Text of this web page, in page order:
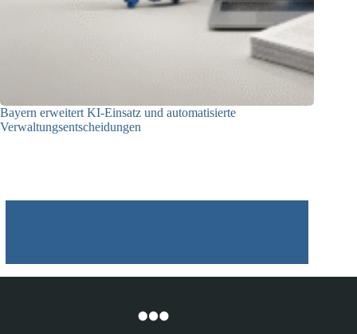
Bayern erweitert KI-Einsatz und automatisierte
Verwaltungsentscheidungen